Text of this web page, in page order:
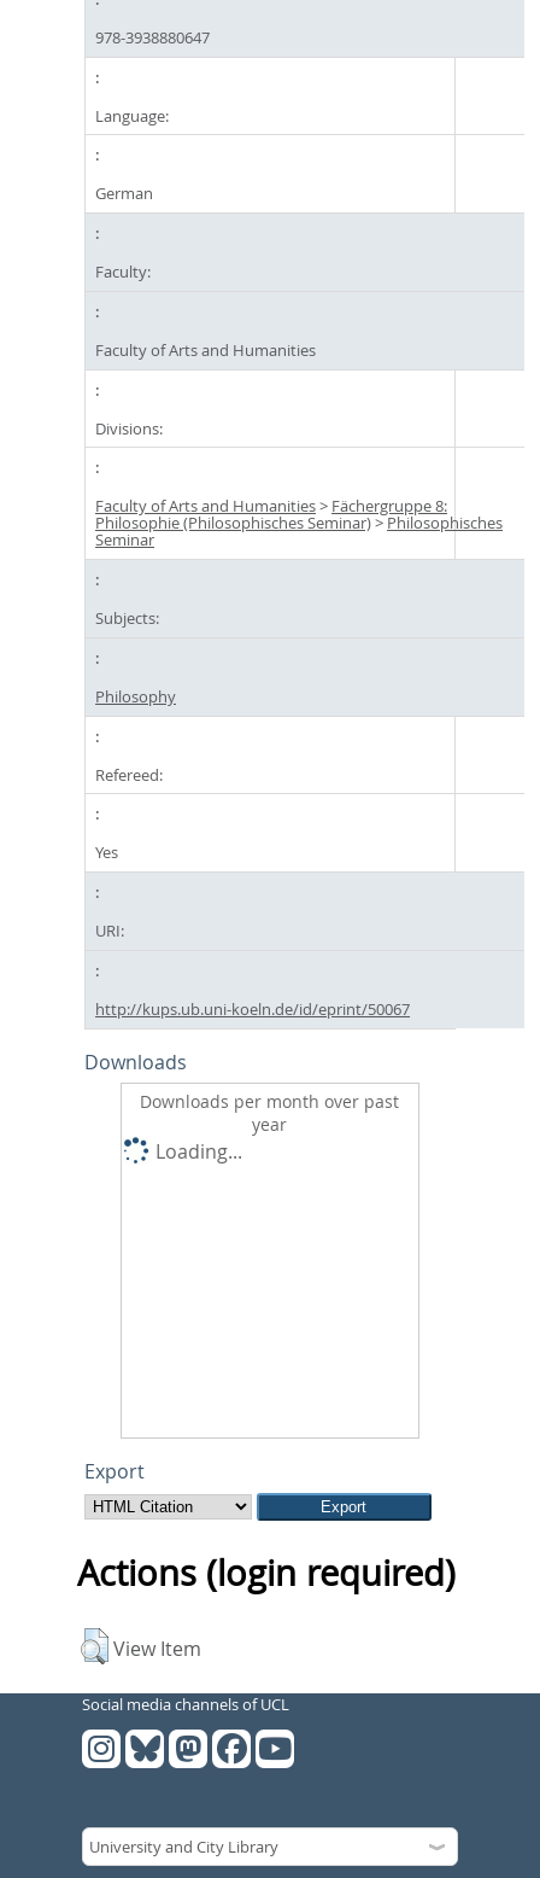
978-3938880647
Language:
German
Faculty:
Faculty of Arts and Humanities
Divisions:
Faculty of Arts and Humanities> Fächergruppe 8:
Philosophie (Philosophisches Seminar)>Philosophisches
Seminar
Subjects:
Philosophy
Refereed:
Yes
URI:
http://kups.ub.uni-koeln.de/id/eprint/50067
Downloads
Downloads per month over past
year
Loading...
Export
Actions (login required)
View Item
Social media channels of UCL